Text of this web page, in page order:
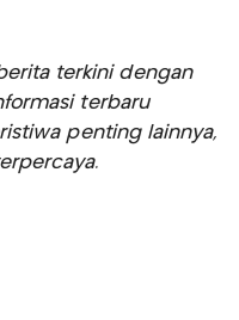
terkini dengan
terbaru
penting lainnya,